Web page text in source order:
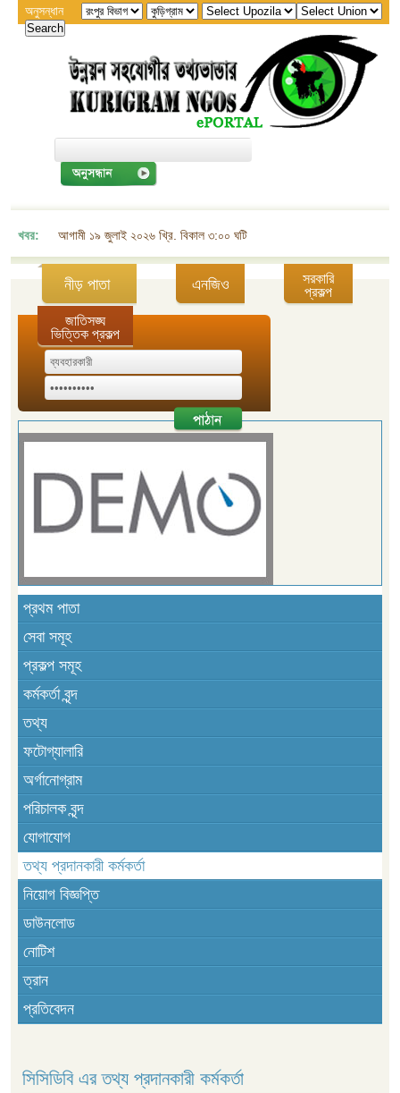
অনুসন্ধান
খবর: আগামী ১৯ জুলাই ২০২৬ খ্রি. বিকাল ৩:০০ ঘটিকায় জেলা এনজিও বিষয়ক সমন্বয়
নীড় পাতা এনজিও
সরকারি
প্রকল্প
জাতিসঙ্ঘ
ভিত্তিক প্রকল্প
প্রথম পাতা
সেবা সমূহ
প্রকল্প সমূহ
কর্মকর্তা বৃন্দ
তথ্য
ফটোগ্যালারি
অর্গানোগ্রাম
পরিচালক বৃন্দ
যোগাযোগ
তথ্য প্রদানকারী কর্মকর্তা
নিয়োগ বিজ্ঞপ্তি
ডাউনলোড
নোটিশ
ত্রান
প্রতিবেদন
সিসিডিবি এর তথ্য প্রদানকারী কর্মকর্তা